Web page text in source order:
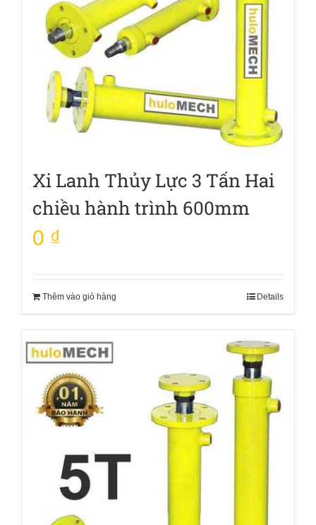
Xi Lanh Thủy Lực 3 Tấn Hai
chiều hành trình 600mm
0 ₫
Thêm vào giỏ hàng Details